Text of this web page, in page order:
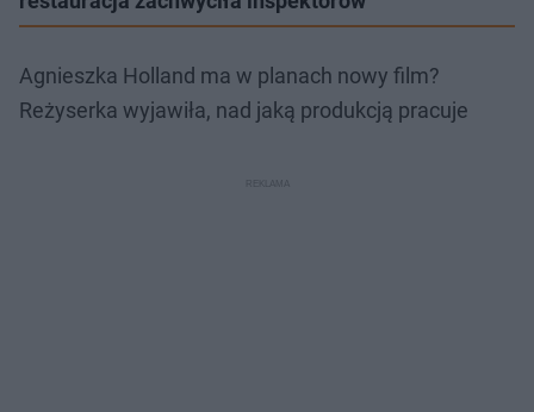
Agnieszka Holland ma w planach nowy film?
Reżyserka wyjawiła, nad jaką produkcją pracuje